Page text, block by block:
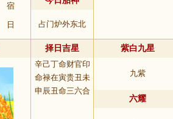
宿
日 占门炉外东北
择日吉星
辛己丁命财官印
命禄在寅贵丑未
申辰丑命三六合
紫白九星
九紫
六耀